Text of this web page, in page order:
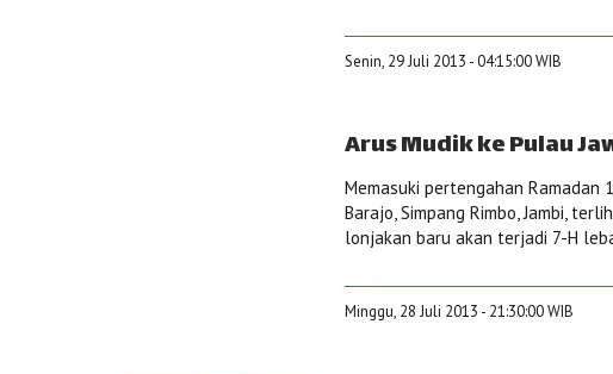
Senin, 29 Juli 2013 - 04:15:00 WIB
Arus Mudik ke Pulau
Memasuki pertengahan Ramadan
Barajo, Simpang Rimbo, Jambi,
lonjakan baru akan terjadi 7-H
Minggu, 28 Juli 2013 - 21:30:00 WIB